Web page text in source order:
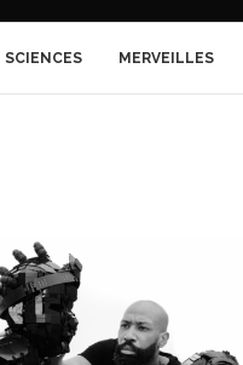
SCIENCES MERVEILLES